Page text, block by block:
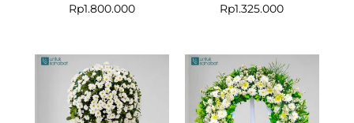
Rp1.800.000
Rp1.325.000